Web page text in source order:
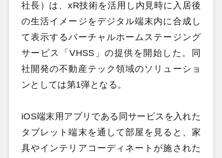
社長）は、xR技術を活用し内見時に入居後
の生活イメージをデジタル端末内に合成し
て表示するバーチャルホームステージング
サービス「VHSS」の提供を開始した。同
社開発の不動産テック領域のソリューショ
ンとしては第1弾となる。
iOS端末用アプリである同サービスを入れた
タブレット端末を通して部屋を見ると、家
具やインテリアコーディネートが施された